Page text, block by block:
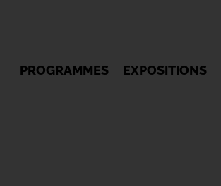
PROGRAMMES EXPOSITIONS